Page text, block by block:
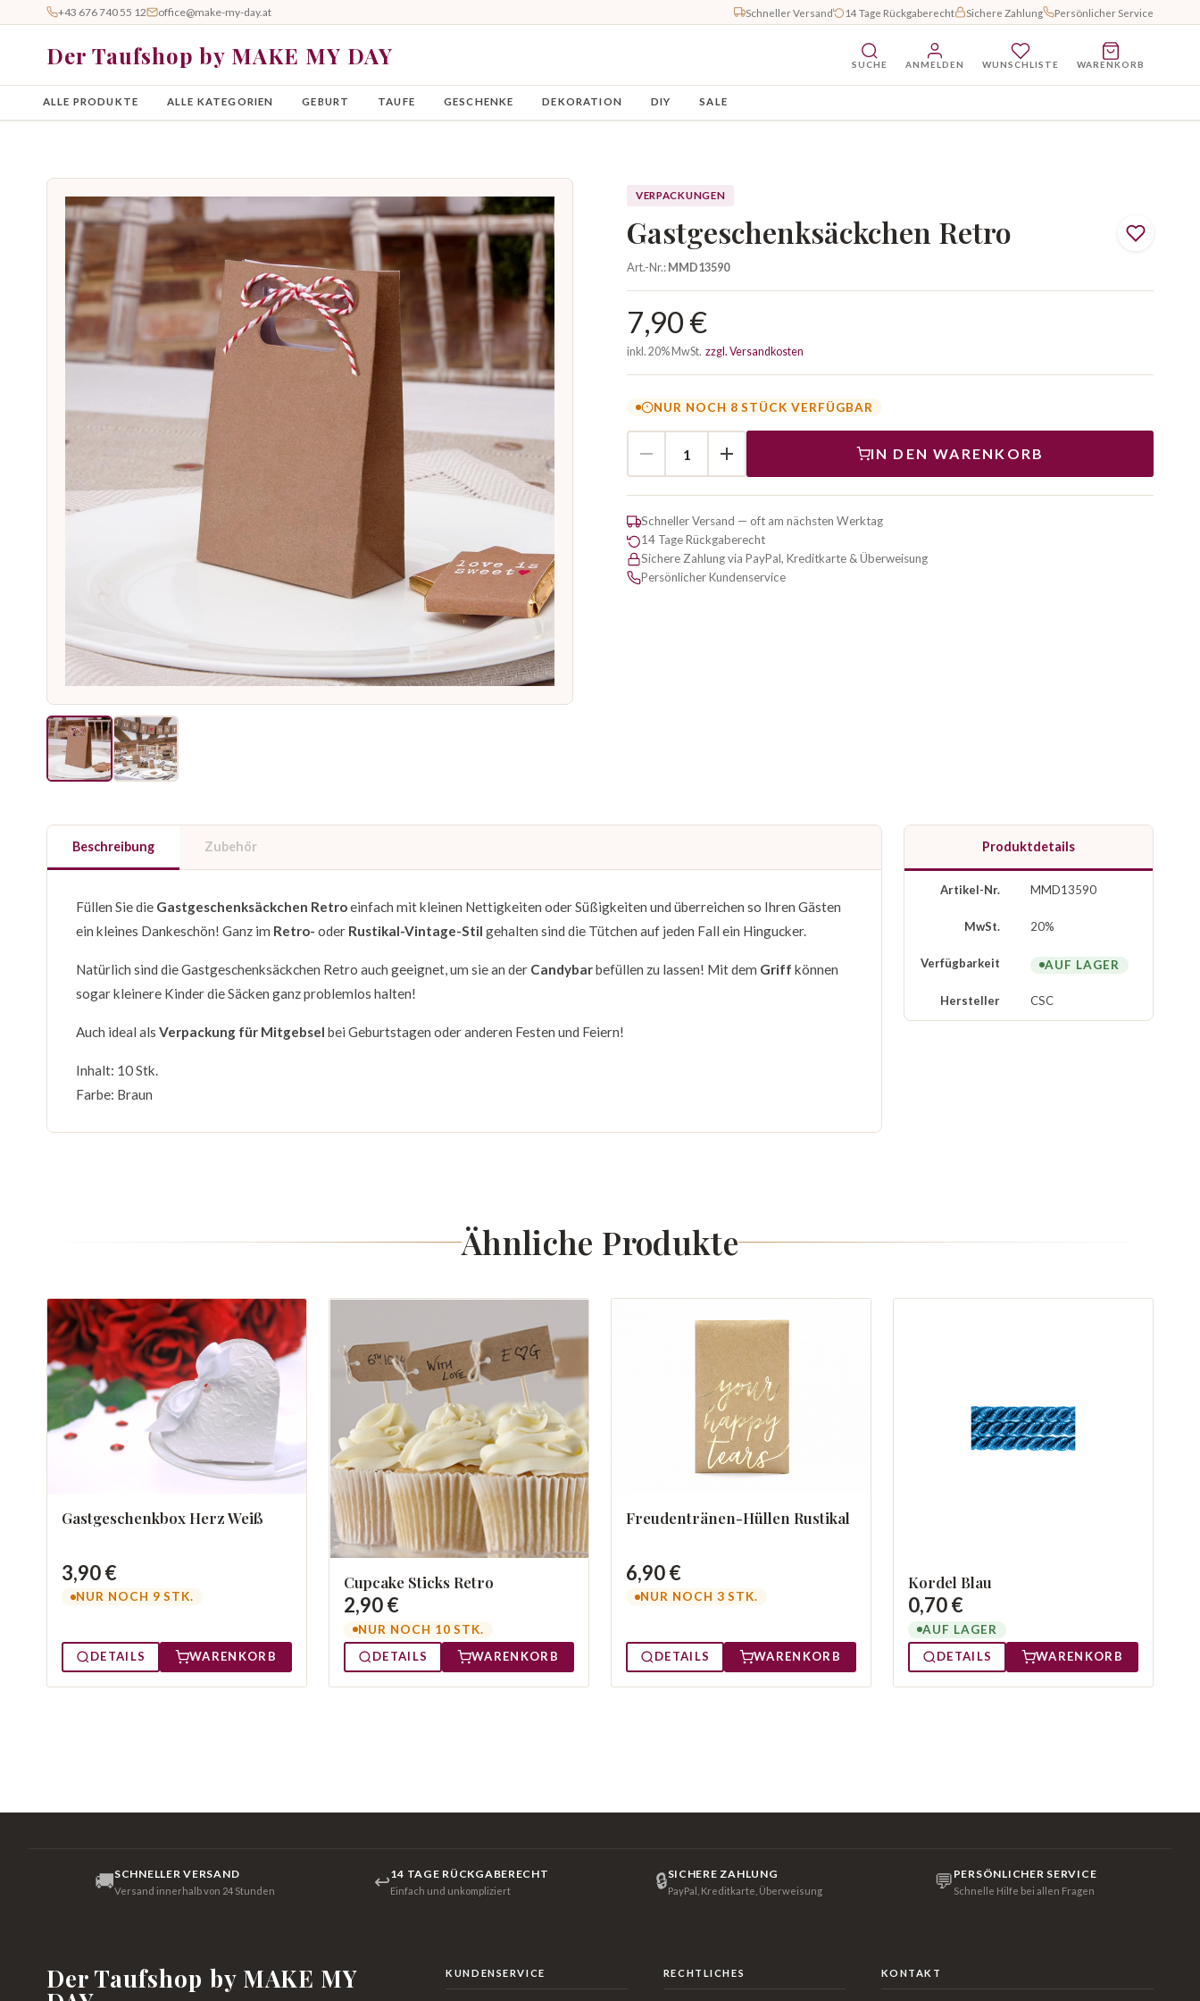
+43 676 740 55 12 office@make-my-day.at Schneller Versand 14 Tage Rückgaberecht Sichere Zahlung Persönlicher Service
Der Taufshop by MAKE MY DAY SUCHE ANMELDEN WUNSCHLISTE WARENKORB
ALLE PRODUKTE ALLE KATEGORIEN GEBURT TAUFE GESCHENKE DEKORATION DIY SALE
VERPACKUNGEN
Gastgeschenksäckchen Retro
Art.-Nr.:MMD13590
7,90 €
inkl. 20% MwSt. zzgl. Versandkosten
NUR NOCH 8 STÜCK VERFÜGBAR
IN DEN WARENKORB
Schneller Versand — oft am nächsten Werktag
14 Tage Rückgaberecht
Sichere Zahlung via PayPal, Kreditkarte & Überweisung
Persönlicher Kundenservice
Beschreibung Zubehör
Füllen Sie die Gastgeschenksäckchen Retroeinfach mit kleinen Nettigkeiten oder Süßigkeiten und überreichen so Ihren Gästen
ein kleines Dankeschön! Ganz im Retro- oder Rustikal-Vintage-Stil gehalten sind die Tütchen auf jeden Fall ein Hingucker.
Natürlich sind die Gastgeschenksäckchen Retro auch geeignet, um sie an der Candybarbefüllen zu lassen! Mit dem Griff können
sogar kleinere Kinder die Säcken ganz problemlos halten!
Auch ideal als Verpackung für Mitgebsel bei Geburtstagen oder anderen Festen und Feiern!
Inhalt: 10 Stk.
Farbe: Braun
Produktdetails
Artikel-Nr. MMD13590
MwSt. 20%
Verfügbarkeit AUF LAGER
Hersteller CSC
Ähnliche Produkte
Gastgeschenkbox Herz Weiß
3,90 €
NUR NOCH 9 STK.
DETAILS WARENKORB
Cupcake Sticks Retro
2,90 €
NUR NOCH 10 STK.
DETAILS
WARENKORB
Freudentränen-Hüllen Rustikal
6,90 €
NUR NOCH 3 STK.
DETAILS WARENKORB
Kordel Blau
0,70 €
AUF LAGER
DETAILS
WARENKORB
🚚SCHNELLER VERSAND
Versand innerhalb von 24 Stunden ↩14 TAGE RÜCKGABERECHT
Einfach und unkompliziert 🔒SICHERE ZAHLUNG
PayPal, Kreditkarte, Überweisung 💬 PERSÖNLICHER SERVICE
Schnelle Hilfe bei allen Fragen
Der Taufshop by MAKE MY KUNDENSERVICE RECHTLICHES KONTAKT